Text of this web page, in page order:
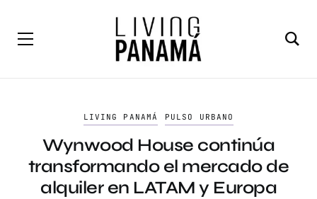
LIVING PANAMÁ PULSO URBANO
Wynwood House continúa
transformando el mercado de
alquiler en LATAM y Europa